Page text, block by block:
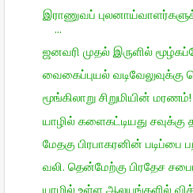
இராணுவப்
...
ஜனவரி முதல் இருளில்
வைகைப்புயல்
மூங்கிலாறு சிறுமியின்
யாழில் களைகட்டியது சவுக்கு
மேதகு பிரபாகரனின் படிப்பை
வலி. தென்மேற்கு பிரதேச
யாழில் உள்ள ஆலயங்களில்